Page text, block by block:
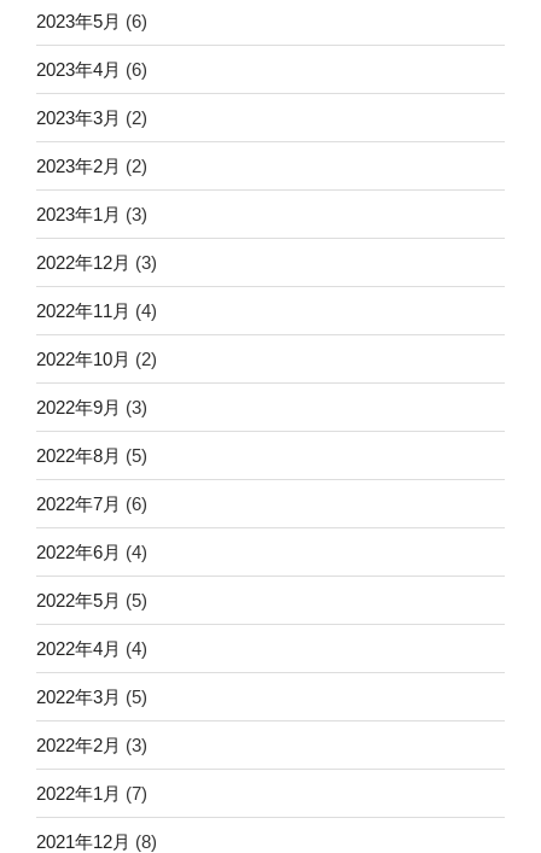
2023年5月 (6)
2023年4月 (6)
2023年3月 (2)
2023年2月 (2)
2023年1月 (3)
2022年12月 (3)
2022年11月 (4)
2022年10月 (2)
2022年9月 (3)
2022年8月 (5)
2022年7月 (6)
2022年6月 (4)
2022年5月 (5)
2022年4月 (4)
2022年3月 (5)
2022年2月 (3)
2022年1月 (7)
2021年12月 (8)